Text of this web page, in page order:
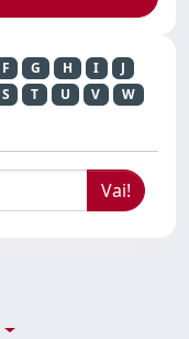
F G H I
J
S T U V
W